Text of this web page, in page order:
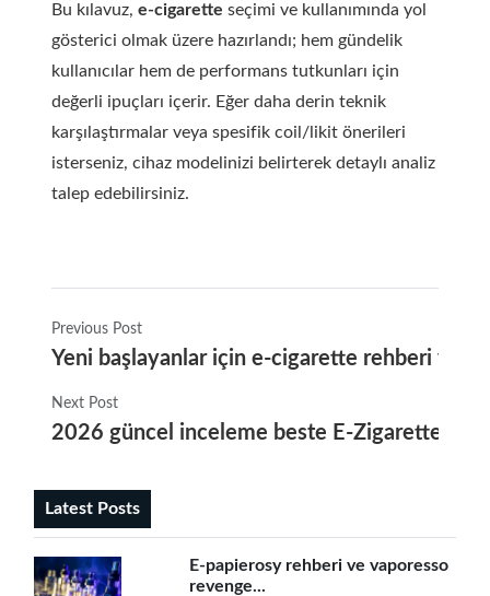
Bu kılavuz, e-cigarette seçimi ve kullanımında yol
gösterici olmak üzere hazırlandı; hem gündelik
kullanıcılar hem de performans tutkunları için
değerli ipuçları içerir. Eğer daha derin teknik
karşılaştırmalar veya spesifik coil/likit önerileri
isterseniz, cihaz modelinizi belirterek detaylı analiz
talep edebilirsiniz.
Previous Post
Yeni başlayanlar için e-cigarette rehberi ve
Next Post
2026 güncel inceleme beste E-Zigarette ve
Latest Posts
E-papierosy rehberi ve vaporesso
revenge...